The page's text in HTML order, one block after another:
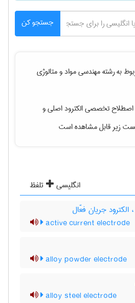
جستجو کن
به رشتهمهندسی مواد و متالوژی
اصطلاح تخصصیالکترود اصلیو
زیر قابل مشاهده است
انگلیسی
تلفظ
الکترود جریان فعّال
active current electrode
alloy powder electrode
alloy steel electrode